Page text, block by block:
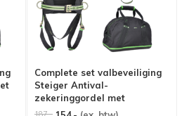
Complete set valbeveiliging
Steiger Antival-
zekeringgordel met
opbergtas
187,-